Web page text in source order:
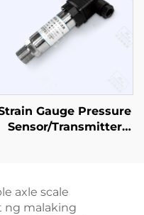
Gauge Pressure
Sensor/Transmitter
axle scale
ng malaking